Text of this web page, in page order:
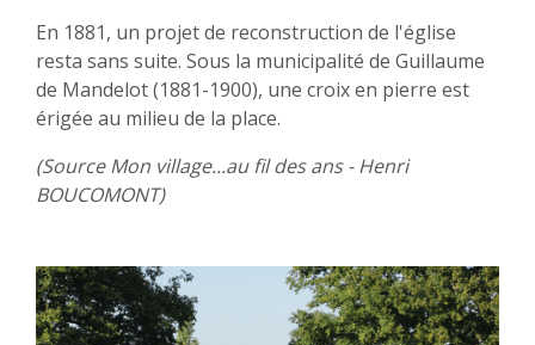
En 1881, un projet de reconstruction de l'église
resta sans suite. Sous la municipalité de Guillaume
de Mandelot (1881-1900), une croix en pierre est
érigée au milieu de la place.
(Source Mon village...au fil des ans - Henri
BOUCOMONT)